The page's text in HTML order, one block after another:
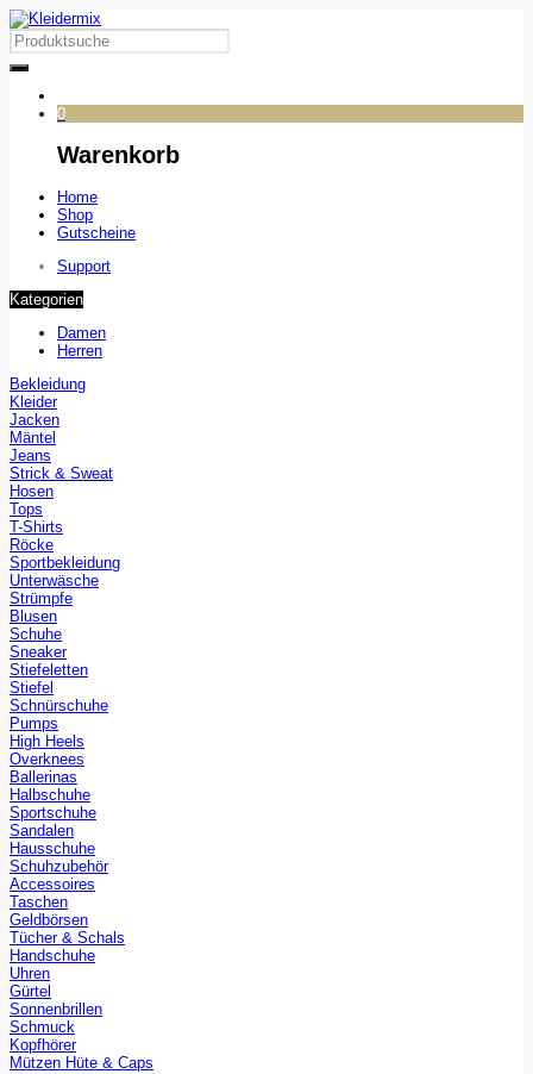
0
Warenkorb
Home
Shop
Gutscheine
Support
Kategorien
Damen
Herren
Bekleidung
Kleider
Jacken
Mäntel
Jeans
Strick & Sweat
Hosen
Tops
T-Shirts
Röcke
Sportbekleidung
Unterwäsche
Strümpfe
Blusen
Schuhe
Sneaker
Stiefeletten
Stiefel
Schnürschuhe
Pumps
High Heels
Overknees
Ballerinas
Halbschuhe
Sportschuhe
Sandalen
Hausschuhe
Schuhzubehör
Accessoires
Taschen
Geldbörsen
Tücher & Schals
Handschuhe
Uhren
Gürtel
Sonnenbrillen
Schmuck
Kopfhörer
Mützen Hüte & Caps